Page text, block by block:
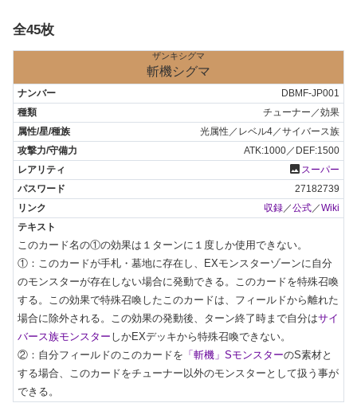
全45枚
ザンキシグマ
斬機シグマ
DBMF-JP001
チューナー／効果
光属性／レベル4／サイバース族
ATK:1000／DEF:1500
photo スーパー
27182739
収録 ／公式 ／Wiki
このカード名の①の効果は１ターンに１度しか使用できない。
①：このカードが手札・墓地に存在し、EXモンスターゾーンに自分
のモンスターが存在しない場合に発動できる。このカードを特殊召喚
する。この効果で特殊召喚したこのカードは、フィールドから離れた
場合に除外される。この効果の発動後、ターン終了時まで自分はサイ
バース族モンスター しかEXデッキから特殊召喚できない。
②：自分フィールドのこのカードを 「斬機」SモンスターのS素材と
する場合、このカードをチューナー以外のモンスターとして扱う事が
できる。